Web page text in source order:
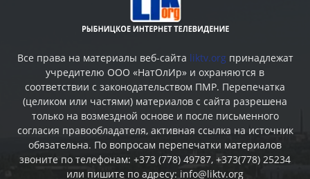
Все права на материалы веб-сайта liktv.org принадлежат
учредителю ООО «НатОлИр» и охраняются в
соответствии с законодательством ПМР. Перепечатка
(целиком или частями) материалов c сайта разрешена
только на возмездной основе и после письменного
согласия правообладателя, активная ссылка на источник
обязательна. По вопросам перепечатки материалов
звоните по телефонам: +373 (778) 49787, +373(778) 25234
или пишите по адресу: info@liktv.org